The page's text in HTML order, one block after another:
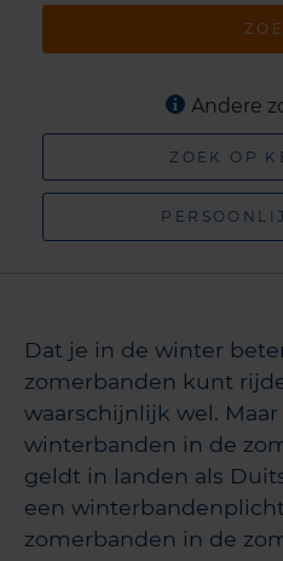
Andere
ZOEK OP
Dat je in de winter
zomerbanden kunt
waarschijnlijk wel.
winterbanden in de
geldt in landen als
een
zomerbanden in de